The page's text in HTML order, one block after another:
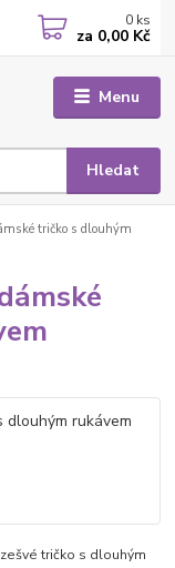
Menu
Hledat
0 ks
za 0,00 Kč
tričko s dlouhým
tričko s dlouhým